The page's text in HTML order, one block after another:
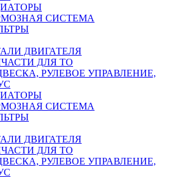
СИСТЕМА
ДВИГАТЕЛЯ
ДЛЯ ТО
РУЛЕВОЕ УПРАВЛЕНИЕ,
СИСТЕМА
ДВИГАТЕЛЯ
ДЛЯ ТО
РУЛЕВОЕ УПРАВЛЕНИЕ,